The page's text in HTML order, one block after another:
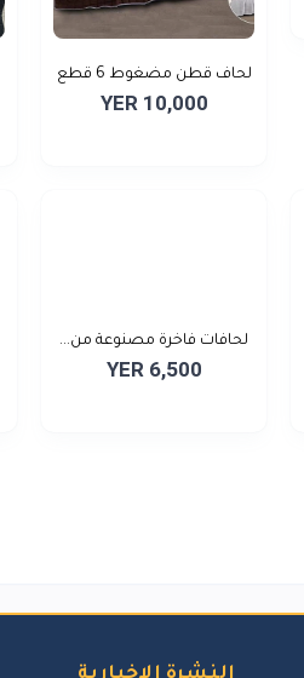
لحاف قطن مضغوط 6 قطع
من...
YER 10,000
لحافات فاخرة مصنوعة من...
YER 6,500